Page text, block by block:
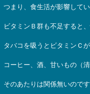
つまり、食生活が影響して
ビタミンＢ群も不足すると、
タバコを吸うとビタミンＣが
コーヒー、酒、甘いもの（
そのあたりは関係無いのです